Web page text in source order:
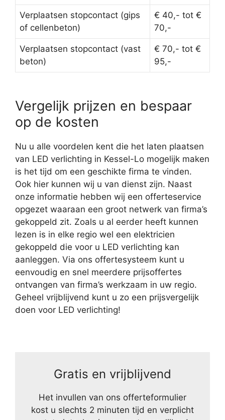
Verplaatsen stopcontact (gips
of cellenbeton)
€ 40,- tot €
70,-
Verplaatsen stopcontact (vast
beton)
€ 70,- tot €
95,-
Vergelijk prijzen en bespaar
op de kosten
Nu u alle voordelen kent die het laten plaatsen
van LED verlichting in Kessel-Lo mogelijk maken
is het tijd om een geschikte firma te vinden.
Ook hier kunnen wij u van dienst zijn. Naast
onze informatie hebben wij een offerteservice
opgezet waaraan een groot netwerk van firma’s
gekoppeld zit. Zoals u al eerder heeft kunnen
lezen is in elke regio wel een elektricien
gekoppeld die voor u LED verlichting kan
aanleggen. Via ons offertesysteem kunt u
eenvoudig en snel meerdere prijsoffertes
ontvangen van firma’s werkzaam in uw regio.
Geheel vrijblijvend kunt u zo een prijsvergelijk
doen voor LED verlichting!
Gratis en vrijblijvend
Het invullen van ons offerteformulier
kost u slechts 2 minuten tijd en verplicht